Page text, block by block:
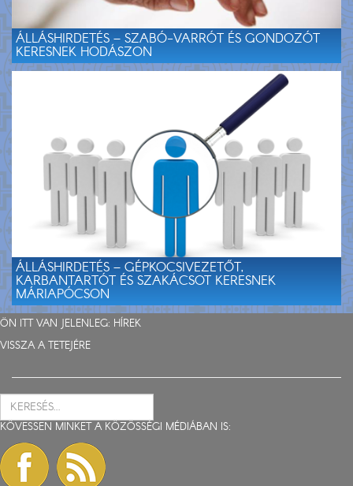
ÁLLÁSHIRDETÉS – SZABÓ-VARRÓT ÉS GONDOZÓT
KERESNEK HODÁSZON
ÁLLÁSHIRDETÉS – GÉPKOCSIVEZETŐT,
KARBANTARTÓT ÉS SZAKÁCSOT KERESNEK
MÁRIAPÓCSON
ÖN ITT VAN JELENLEG: HÍREK
VISSZA A TETEJÉRE
KÖVESSEN MINKET A KÖZÖSSÉGI MÉDIÁBAN IS: